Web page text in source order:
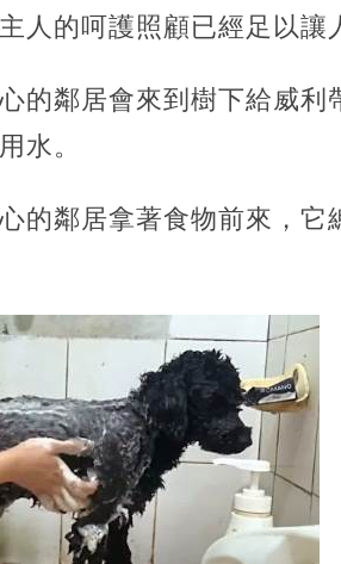
人的呵護照顧已經足以讓
的鄰居會來到樹下給威
水。
的鄰居拿著食物前來，